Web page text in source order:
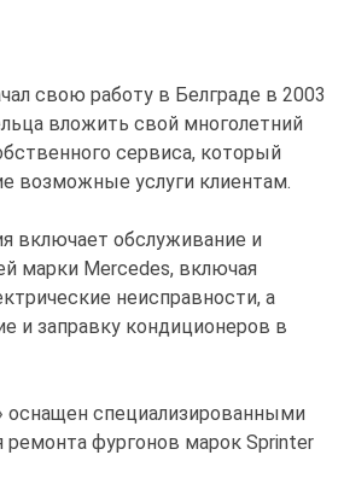
свою работу в Белграде в 2003
вложить свой многолетний
сервиса, который
возможные услуги клиентам.
включает обслуживание и
марки Mercedes, включая
неисправности, а
и заправку кондиционеров в
оснащен специализированными
ремонта фургонов марок Sprinter